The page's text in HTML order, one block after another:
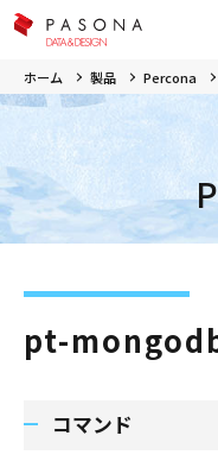
ホーム 製品 Percona
pt-
コマンド